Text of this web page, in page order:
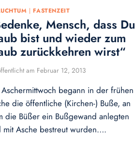
| FASTENZEIT
Mensch, dass Du
bist und wieder zum
zurückkehren wirst“
am Februar 12, 2013
begann in der frühen
die öffentliche (Kirchen-) Buße, an
die Büßer ein Bußgewand anlegten
mit Asche bestreut wurden….